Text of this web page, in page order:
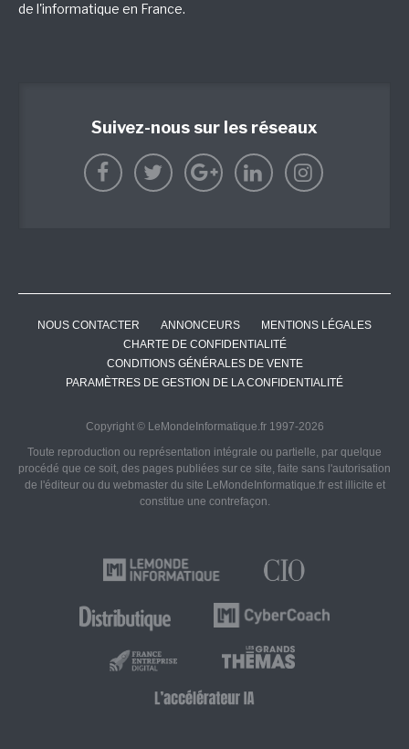
de l'informatique en France.
Suivez-nous sur les réseaux
NOUS CONTACTER ANNONCEURS
MENTIONS LÉGALES
CHARTE DE CONFIDENTIALITÉ
CONDITIONS GÉNÉRALES DE VENTE
PARAMÈTRES DE GESTION DE LA CONFIDENTIALITÉ
Copyright © LeMondeInformatique.fr 1997-2026
Toute reproduction ou représentation intégrale ou partielle, par quelque
procédé que ce soit, des pages publiées sur ce site, faite sans l'autorisation
de l'éditeur ou du webmaster du site LeMondeInformatique.fr est illicite et
constitue une contrefaçon.